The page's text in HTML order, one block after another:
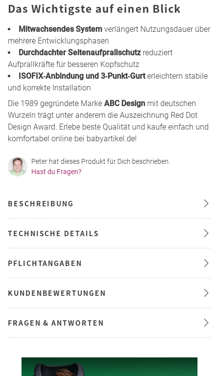
Das Wichtigste auf einen Blick
Mitwachsendes System verlängert Nutzungsdauer über
mehrere Entwicklungsphasen
Durchdachter Seitenaufprallschutzreduziert
Aufprallkräfte für besseren Kopfschutz
ISOFIX‑Anbindung und 3‑Punkt‑Gurterleichtern stabile
und korrekte Installation
Die 1989 gegründete Marke ABC Design mit deutschen
Wurzeln trägt unter anderem die Auszeichnung Red Dot
Design Award. Erlebe beste Qualität und kaufe einfach und
komfortabel online bei babyartikel.de!
Peter hat dieses Produkt für Dich beschrieben.
Hast du Fragen?
BESCHREIBUNG
TECHNISCHE DETAILS
PFLICHTANGABEN
KUNDENBEWERTUNGEN
FRAGEN & ANTWORTEN